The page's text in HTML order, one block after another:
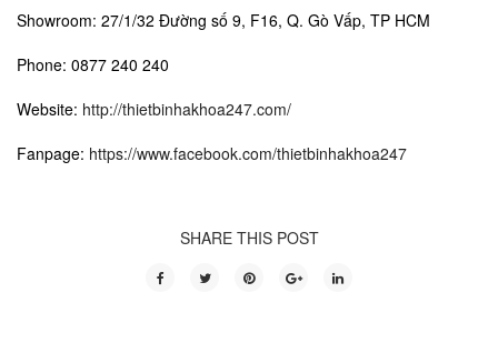
Showroom: 27/1/32 Đường số 9, F16, Q. Gò Vấp, TP HCM
Phone: 0877 240 240
Website: http://thietbinhakhoa247.com/
Fanpage: https://www.facebook.com/thietbinhakhoa247
SHARE THIS POST